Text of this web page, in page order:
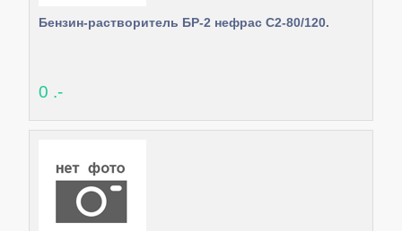
Бензин-растворитель БР-2 нефрас С2-80/120.
0 .-